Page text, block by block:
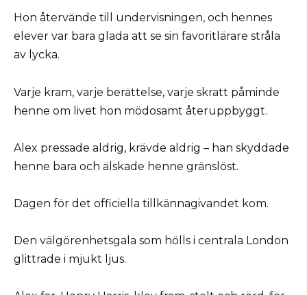
Hon återvände till undervisningen, och hennes
elever var bara glada att se sin favoritlärare stråla
av lycka.
Varje kram, varje berättelse, varje skratt påminde
henne om livet hon mödosamt återuppbyggt.
Alex pressade aldrig, krävde aldrig – han skyddade
henne bara och älskade henne gränslöst.
Dagen för det officiella tillkännagivandet kom.
Den välgörenhetsgala som hölls i centrala London
glittrade i mjukt ljus.